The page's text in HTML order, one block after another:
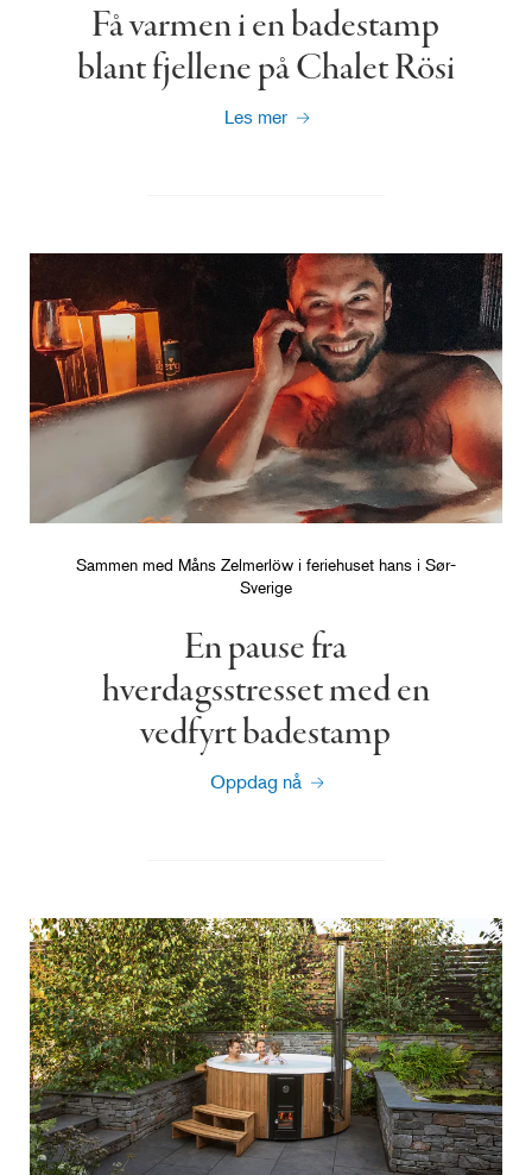
Få varmen i en badestamp
blant fjellene på Chalet Rösi
Les mer
Sammen med Måns Zelmerlöw i feriehuset hans i Sør-
Sverige
En pause fra
hverdagsstresset med en
vedfyrt badestamp
Oppdag nå